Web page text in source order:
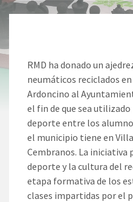
RMD ha donado un
neumáticos reciclados
Ardoncino al
el fin de que sea
deporte entre los
el municipio tiene en
Cembranos. La
deporte y la cultura del
etapa formativa de los
clases impartidas por el